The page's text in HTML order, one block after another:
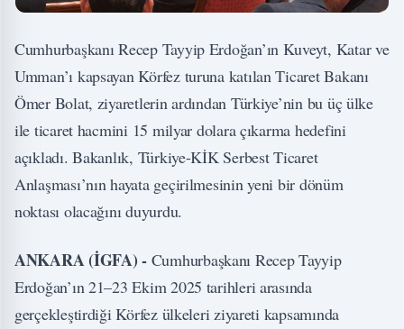
Cumhurbaşkanı Recep Tayyip Erdoğan’ın Kuveyt, Katar ve
Umman’ı kapsayan Körfez turuna katılan Ticaret Bakanı
Ömer Bolat, ziyaretlerin ardından Türkiye’nin bu üç ülke
ile ticaret hacmini 15 milyar dolara çıkarma hedefini
açıkladı. Bakanlık, Türkiye-KİK Serbest Ticaret
Anlaşması’nın hayata geçirilmesinin yeni bir dönüm
noktası olacağını duyurdu.
ANKARA (İGFA) - Cumhurbaşkanı Recep Tayyip
Erdoğan’ın 21–23 Ekim 2025 tarihleri arasında
gerçekleştirdiği Körfez ülkeleri ziyareti kapsamında